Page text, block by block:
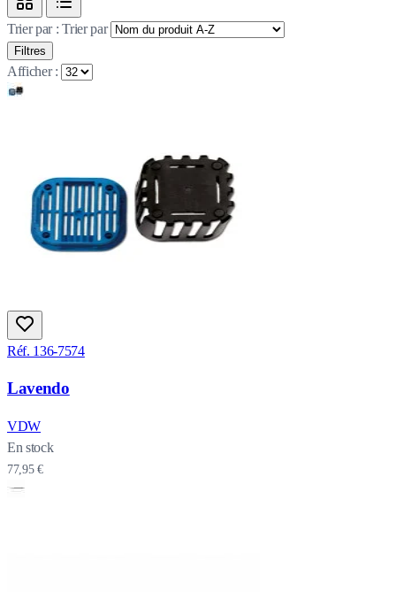
Trier par :Trier par
Filtres
Afficher :
Réf. 136-7574
Lavendo
VDW
En stock
77,95 €